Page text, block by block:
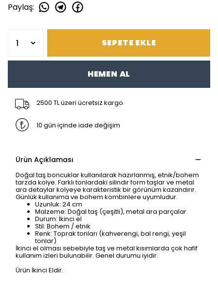
Paylaş:
SEPETE EKLE
HEMEN AL
2500 TL üzeri ücretsiz kargo
10 gün içinde iade değişim
Ürün Açıklaması
Doğal taş boncuklar kullanılarak hazırlanmış, etnik/bohem
tarzda kolye. Farklı tonlardaki silindir form taşlar ve metal
ara detaylar kolyeye karakteristik bir görünüm kazandırır.
Günlük kullanıma ve bohem kombinlere uyumludur.
Uzunluk: 24 cm
Malzeme: Doğal taş (çeşitli), metal ara parçalar
Durum: İkinci el
Stil: Bohem / etnik
Renk: Toprak tonları (kahverengi, bal rengi, yeşil
tonlar)
İkinci el olması sebebiyle taş ve metal kısımlarda çok hafif
kullanım izleri bulunabilir. Genel durumu iyidir.
Ürün İkinci Eldir.